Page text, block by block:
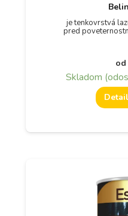
je tenkovrstvá
pred
od
Skladom